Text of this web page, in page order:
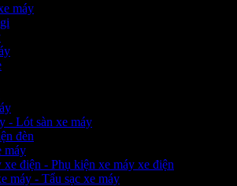
máy
- Lót sàn xe máy
đèn
máy
điện - Phụ kiện xe máy xe điện
máy - Tẩu sạc xe máy